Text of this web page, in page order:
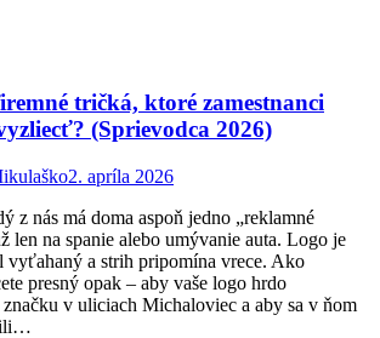
tričká, ktoré zamestnanci
(Sprievodca 2026)
2. apríla 2026
z nás má doma aspoň jedno „reklamné
len na spanie alebo umývanie auta. Logo je
vyťahaný a strih pripomína vrece. Ako
presný opak – aby vaše logo hrdo
značku v uliciach Michaloviec a aby sa v ňom